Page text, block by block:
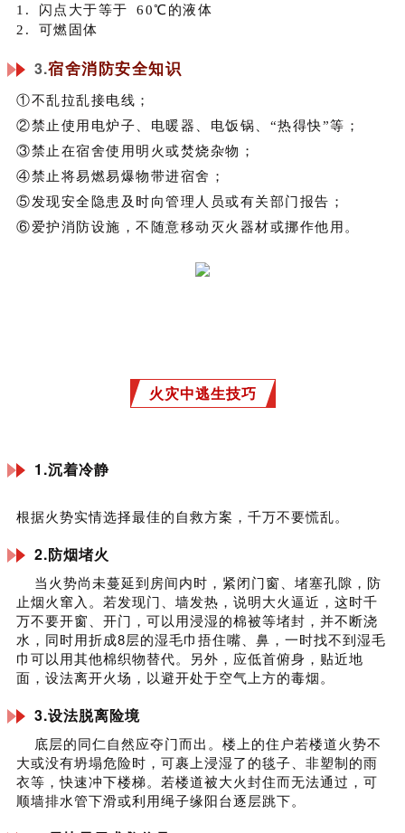
1. 闪点大于等于 60℃的液体
2. 可燃固体
3.宿舍消防安全知识
①不乱拉乱接电线；
②禁止使用电炉子、电暖器、电饭锅、“热得快”等；
③禁止在宿舍使用明火或焚烧杂物；
④禁止将易燃易爆物带进宿舍；
⑤发现安全隐患及时向管理人员或有关部门报告；
⑥爱护消防设施，不随意移动灭火器材或挪作他用。
火灾中逃生技巧
1.沉着冷静
根据火势实情选择最佳的自救方案，千万不要慌乱。
2.防烟堵火
当火势尚未蔓延到房间内时，紧闭门窗、堵塞孔隙，防
止烟火窜入。若发现门、墙发热，说明大火逼近，这时千
万不要开窗、开门，可以用浸湿的棉被等堵封，并不断浇
水，同时用折成8层的湿毛巾捂住嘴、鼻，一时找不到湿毛
巾可以用其他棉织物替代。另外，应低首俯身，贴近地
面，设法离开火场，以避开处于空气上方的毒烟。
3.设法脱离险境
底层的同仁自然应夺门而出。楼上的住户若楼道火势不
大或没有坍塌危险时，可裹上浸湿了的毯子、非塑制的雨
衣等，快速冲下楼梯。若楼道被大火封住而无法通过，可
顺墙排水管下滑或利用绳子缘阳台逐层跳下。